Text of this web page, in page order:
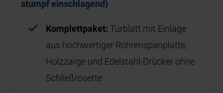
stumpf einschlagend)
Komplettpaket: Türblatt mit Einlage
aus hochwertiger Röhrenspanplatte,
Holzzarge und Edelstahl-Drücker ohne
Schließrosette